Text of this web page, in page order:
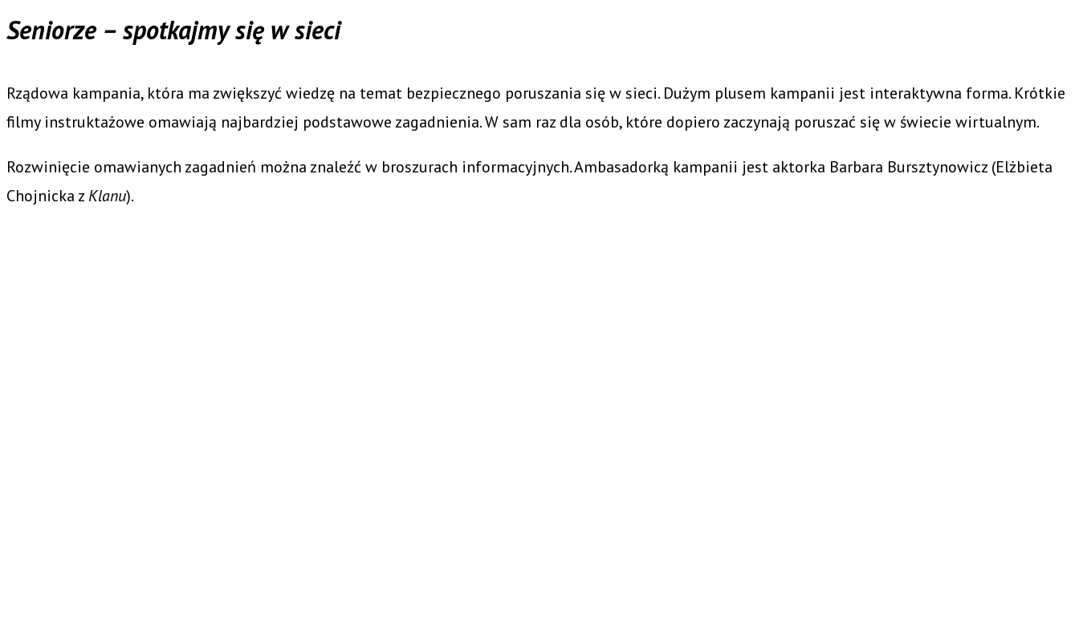
Seniorze – spotkajmy się w sieci
Rządowa kampania, która ma zwiększyć wiedzę na temat bezpiecznego poruszania się w sieci. Dużym plusem kampanii jest interaktywna forma. Krótkie
filmy instruktażowe omawiają najbardziej podstawowe zagadnienia. W sam raz dla osób, które dopiero zaczynają poruszać się w świecie wirtualnym.
Rozwinięcie omawianych zagadnień można znaleźć w broszurach informacyjnych. Ambasadorką kampanii jest aktorka Barbara Bursztynowicz (Elżbieta
Chojnicka zKlanu).